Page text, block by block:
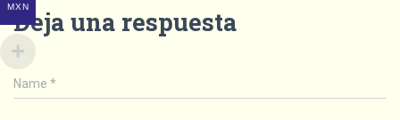
Deja una respuesta
Name *
MXN